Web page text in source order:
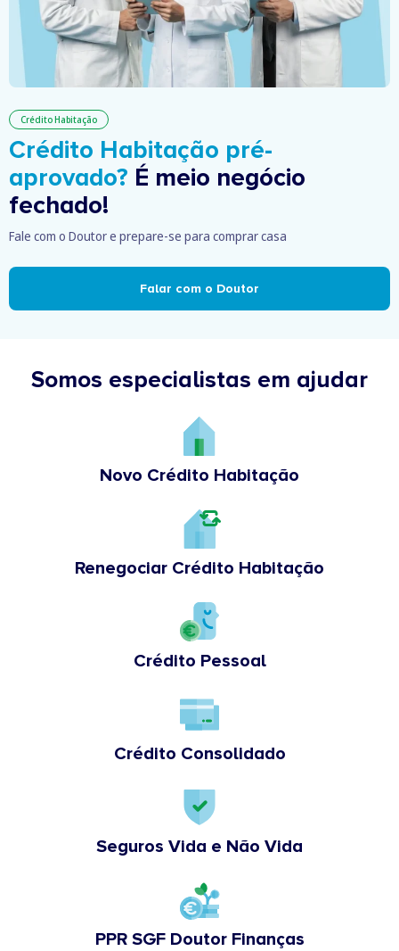
Crédito Habitação
Crédito Habitação pré-
aprovado? É meio negócio
fechado!
Fale com o Doutor e prepare-se para comprar casa
Falar com o Doutor
Somos especialistas em ajudar
Novo Crédito Habitação
Renegociar Crédito Habitação
Crédito Pessoal
Crédito Consolidado
Seguros Vida e Não Vida
PPR SGF Doutor Finanças